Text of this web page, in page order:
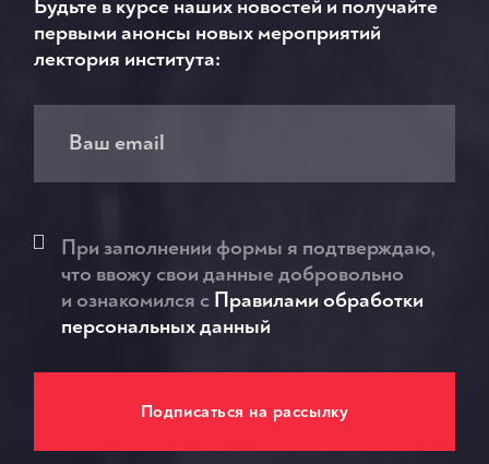
Будьте в курсе наших новостей и получайте
первыми анонсы новых мероприятий
лектория института:
При заполнении формы я подтверждаю,
что ввожу свои данные добровольно
и ознакомился c Правилами обработки
персональных данный